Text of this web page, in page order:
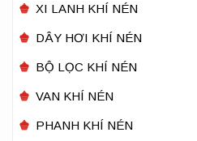
XI LANH KHÍ NÉN
DÂY HƠI KHÍ NÉN
BỘ LỌC KHÍ NÉN
VAN KHÍ NÉN
PHANH KHÍ NÉN